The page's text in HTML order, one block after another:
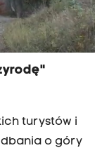
turystów i
dbania o góry